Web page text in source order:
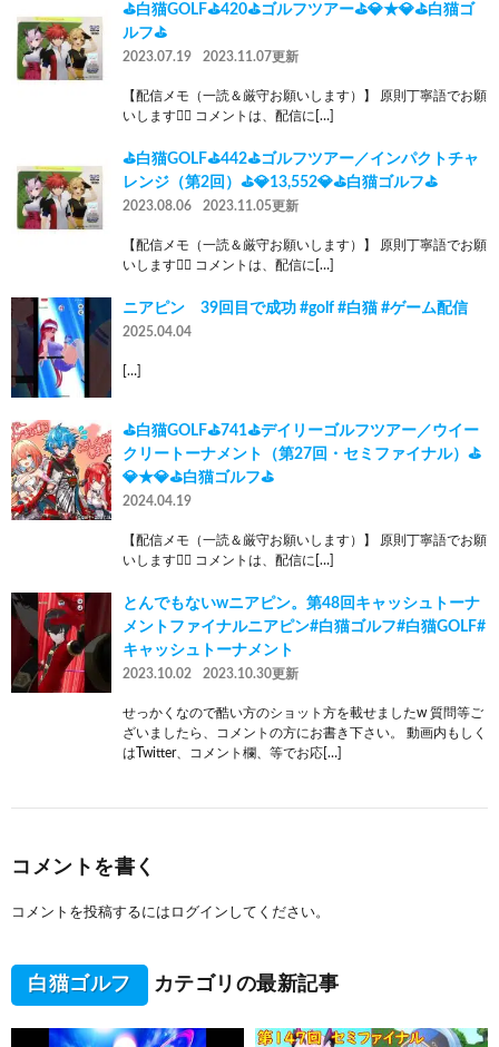
⛳白猫GOLF⛳420⛳ゴルフツアー⛳💎★💎⛳白猫ゴ
ルフ⛳
2023.07.19 2023.11.07更新
【配信メモ（一読＆厳守お願いします）】 原則丁寧語でお願
いします🙇‍♂️ コメントは、配信に[…]
⛳白猫GOLF⛳442⛳ゴルフツアー／インパクトチャ
レンジ（第2回）⛳💎13,552💎⛳白猫ゴルフ⛳
2023.08.06 2023.11.05更新
【配信メモ（一読＆厳守お願いします）】 原則丁寧語でお願
いします🙇‍♂️ コメントは、配信に[…]
ニアピン 39回目で成功 #golf #白猫 #ゲーム配信
2025.04.04
[…]
⛳白猫GOLF⛳741⛳デイリーゴルフツアー／ウイー
クリートーナメント（第27回・セミファイナル）⛳
💎★💎⛳白猫ゴルフ⛳
2024.04.19
【配信メモ（一読＆厳守お願いします）】 原則丁寧語でお願
いします🙇‍♂️ コメントは、配信に[…]
とんでもないwニアピン。第48回キャッシュトーナ
メントファイナルニアピン#白猫ゴルフ#白猫GOLF#
キャッシュトーナメント
2023.10.02 2023.10.30更新
せっかくなので酷い方のショット方を載せましたw 質問等ご
ざいましたら、コメントの方にお書き下さい。 動画内もしく
はTwitter、コメント欄、等でお応[…]
コメントを書く
コメントを投稿するには ログイン してください。
白猫ゴルフ カテゴリの最新記事